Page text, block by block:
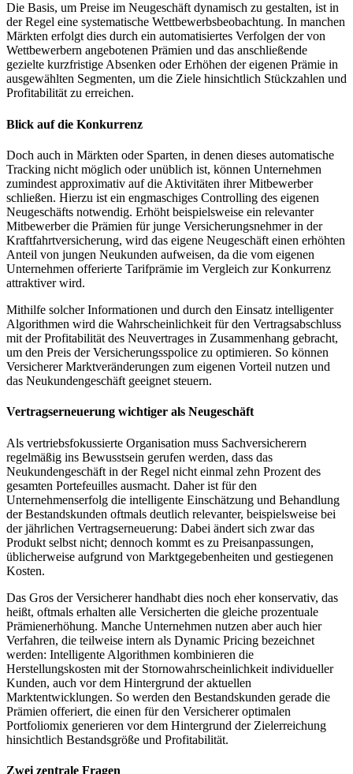
Die Basis, um Preise im Neugeschäft dynamisch zu gestalten, ist in
der Regel eine systematische Wettbewerbsbeobachtung. In manchen
Märkten erfolgt dies durch ein automatisiertes Verfolgen der von
Wettbewerbern angebotenen Prämien und das anschließende
gezielte kurzfristige Absenken oder Erhöhen der eigenen Prämie in
ausgewählten Segmenten, um die Ziele hinsichtlich Stückzahlen und
Profitabilität zu erreichen.
Blick auf die Konkurrenz
Doch auch in Märkten oder Sparten, in denen dieses automatische
Tracking nicht möglich oder unüblich ist, können Unternehmen
zumindest approximativ auf die Aktivitäten ihrer Mitbewerber
schließen. Hierzu ist ein engmaschiges Controlling des eigenen
Neugeschäfts notwendig. Erhöht beispielsweise ein relevanter
Mitbewerber die Prämien für junge Versicherungsnehmer in der
Kraftfahrtversicherung, wird das eigene Neugeschäft einen erhöhten
Anteil von jungen Neukunden aufweisen, da die vom eigenen
Unternehmen offerierte Tarifprämie im Vergleich zur Konkurrenz
attraktiver wird.
Mithilfe solcher Informationen und durch den Einsatz intelligenter
Algorithmen wird die Wahrscheinlichkeit für den Vertragsabschluss
mit der Profitabilität des Neuvertrages in Zusammenhang gebracht,
um den Preis der Versicherungsspolice zu optimieren. So können
Versicherer Marktveränderungen zum eigenen Vorteil nutzen und
das Neukundengeschäft geeignet steuern.
Vertragserneuerung wichtiger als Neugeschäft
Als vertriebsfokussierte Organisation muss Sachversicherern
regelmäßig ins Bewusstsein gerufen werden, dass das
Neukundengeschäft in der Regel nicht einmal zehn Prozent des
gesamten Portefeuilles ausmacht. Daher ist für den
Unternehmenserfolg die intelligente Einschätzung und Behandlung
der Bestandskunden oftmals deutlich relevanter, beispielsweise bei
der jährlichen Vertragserneuerung: Dabei ändert sich zwar das
Produkt selbst nicht; dennoch kommt es zu Preisanpassungen,
üblicherweise aufgrund von Marktgegebenheiten und gestiegenen
Kosten.
Das Gros der Versicherer handhabt dies noch eher konservativ, das
heißt, oftmals erhalten alle Versicherten die gleiche prozentuale
Prämienerhöhung. Manche Unternehmen nutzen aber auch hier
Verfahren, die teilweise intern als Dynamic Pricing bezeichnet
werden: Intelligente Algorithmen kombinieren die
Herstellungskosten mit der Stornowahrscheinlichkeit individueller
Kunden, auch vor dem Hintergrund der aktuellen
Marktentwicklungen. So werden den Bestandskunden gerade die
Prämien offeriert, die einen für den Versicherer optimalen
Portfoliomix generieren vor dem Hintergrund der Zielerreichung
hinsichtlich Bestandsgröße und Profitabilität.
Zwei zentrale Fragen